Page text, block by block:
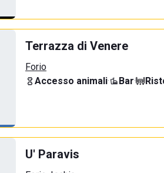
Terrazza di Venere
Forio
Accesso animali· Bar·
U' Paravis